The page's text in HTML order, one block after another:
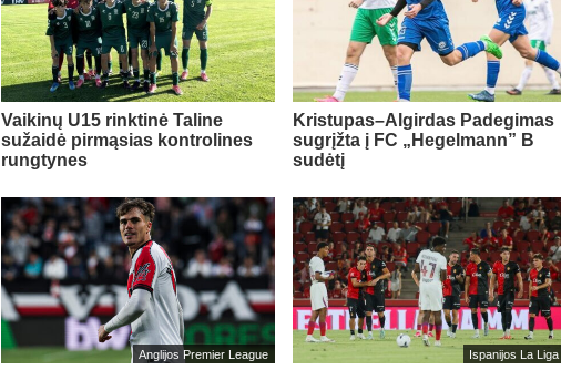
Vaikinų U15 rinktinė Taline
sužaidė pirmąsias kontrolines
rungtynes
Kristupas–Algirdas Padegimas
sugrįžta į FC „Hegelmann” B
sudėtį
Anglijos Premier League Ispanijos La Liga